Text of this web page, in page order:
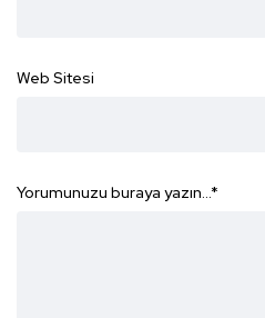
Web Sitesi
Yorumunuzu buraya yazın...*